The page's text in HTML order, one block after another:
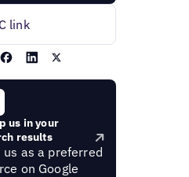
link
us in your
results
us as a preferred
on Google